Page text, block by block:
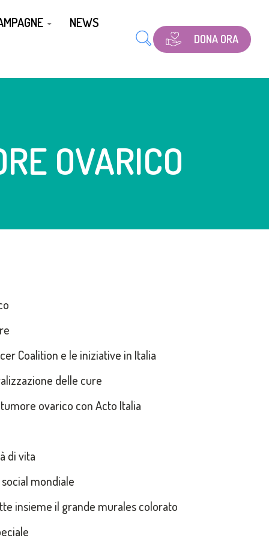
NEWS
DONA ORA
OVARICO
Coalition e le iniziative in Italia
delle cure
ovarico con Acto Italia
di vita
mondiale
insieme il grande murales colorato